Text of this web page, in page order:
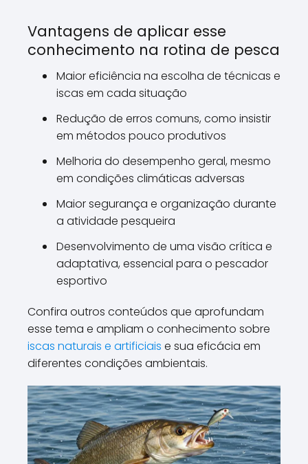
Vantagens de aplicar esse
conhecimento na rotina de pesca
Maior eficiência na escolha de técnicas e
iscas em cada situação
Redução de erros comuns, como insistir
em métodos pouco produtivos
Melhoria do desempenho geral, mesmo
em condições climáticas adversas
Maior segurança e organização durante
a atividade pesqueira
Desenvolvimento de uma visão crítica e
adaptativa, essencial para o pescador
esportivo
Confira outros conteúdos que aprofundam
esse tema e ampliam o conhecimento sobre
iscas naturais e artificiais e sua eficácia em
diferentes condições ambientais.